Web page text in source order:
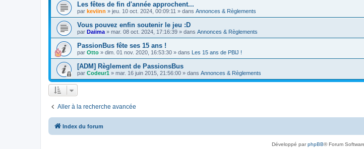
Les fêtes de fin d'année approchent...
par keviinn » jeu. 10 oct. 2024, 00:09:11 » dans Annonces & Règlements
Vous pouvez enfin soutenir le jeu :D
par Daiima » mar. 08 oct. 2024, 17:16:39 » dans Annonces & Règlements
PassionBus fête ses 15 ans !
par Otto » dim. 01 nov. 2020, 16:53:30 » dans Les 15 ans de PBlJ !
[ADM] Règlement de PassionsBus
par Codeur1 » mar. 16 juin 2015, 21:56:00 » dans Annonces & Règlements
Aller à la recherche avancée
Index du forum
Développé parphpBB® Forum